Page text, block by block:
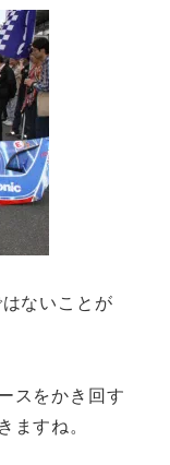
ないことが
スをかき回す
すね。